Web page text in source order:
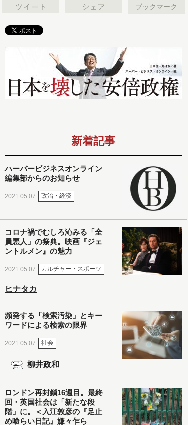
ブックマーク
新着記事
ハーバービジネスオンライン
編集部からのお知らせ
2021.05.07 政治・経済
コロナ禍でむしろ沁みる「全
員悪人」の祭典。映画『ジェ
ントルメン』の魅力
2021.05.07 カルチャー・スポーツ
ヒナタカ
頻発する「検索汚染」とキー
ワードによる検索の限界
2021.05.07 社会
柳井政和
ロンドン再封鎖16週目。最終
回・英国社会は「新たな段
階」に。＜入江敦彦の『足止
め喰らい日記』嫌々乍ら